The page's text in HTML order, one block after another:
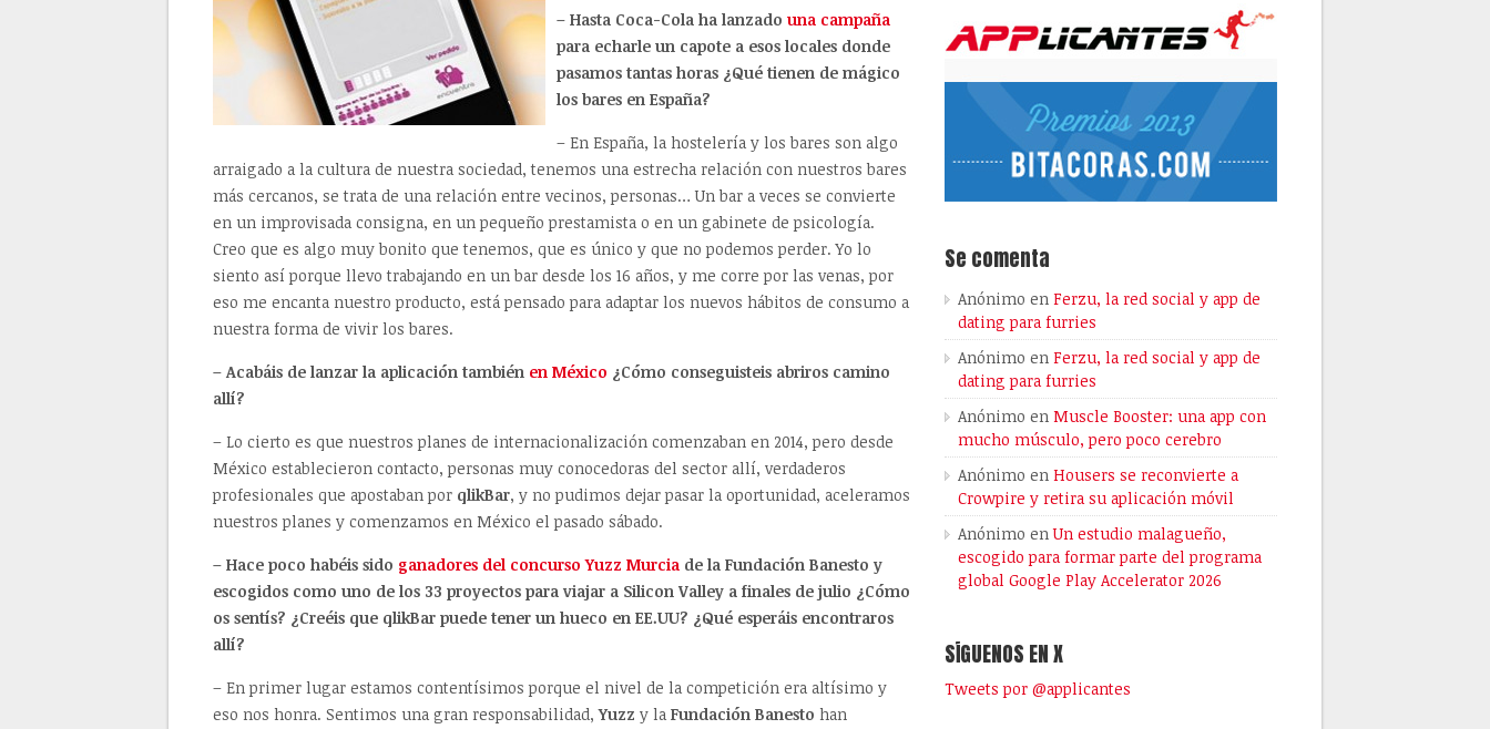
– Hasta Coca-Cola ha lanzado una campaña
para echarle un capote a esos locales donde
pasamos tantas horas ¿Qué tienen de mágico
los bares en España?
– En España, la hostelería y los bares son algo
arraigado a la cultura de nuestra sociedad, tenemos una estrecha relación con nuestros bares
más cercanos, se trata de una relación entre vecinos, personas… Un bar a veces se convierte
en un improvisada consigna, en un pequeño prestamista o en un gabinete de psicología.
Creo que es algo muy bonito que tenemos, que es único y que no podemos perder. Yo lo
siento así porque llevo trabajando en un bar desde los 16 años, y me corre por las venas, por
eso me encanta nuestro producto, está pensado para adaptar los nuevos hábitos de consumo a
nuestra forma de vivir los bares.
– Acabáis de lanzar la aplicación también en México ¿Cómo conseguisteis abriros camino
allí?
– Lo cierto es que nuestros planes de internacionalización comenzaban en 2014, pero desde
México establecieron contacto, personas muy conocedoras del sector allí, verdaderos
profesionales que apostaban por qlikBar, y no pudimos dejar pasar la oportunidad, aceleramos
nuestros planes y comenzamos en México el pasado sábado.
– Hace poco habéis sido ganadores del concurso Yuzz Murcia de la Fundación Banesto y
escogidos como uno de los 33 proyectos para viajar a Silicon Valley a finales de julio ¿Cómo
os sentís? ¿Creéis que qlikBar puede tener un hueco en EE.UU? ¿Qué esperáis encontraros
allí?
– En primer lugar estamos contentísimos porque el nivel de la competición era altísimo y
eso nos honra. Sentimos una gran responsabilidad,Yuzz y la Fundación Banesto han
Se comenta
Anónimo en Ferzu, la red social y app de
dating para furries
Anónimo en Ferzu, la red social y app de
dating para furries
Anónimo en Muscle Booster: una app con
mucho músculo, pero poco cerebro
Anónimo en Housers se reconvierte a
Crowpire y retira su aplicación móvil
Anónimo enUn estudio malagueño,
escogido para formar parte del programa
global Google Play Accelerator 2026
SÍGUENOS EN X
Tweets por @applicantes